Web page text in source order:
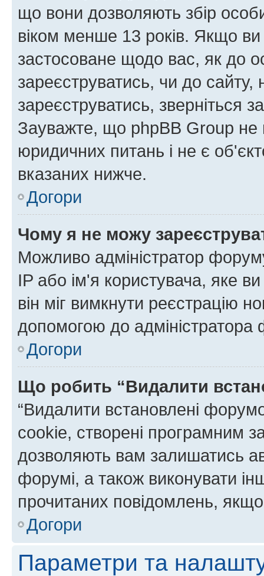
що вони дозволяють збір
віком менше 13 років. Якщо
застосоване щодо вас, як до
зареєструватись, чи до
зареєструватись, зверніться
Зауважте, що phpBB Group не
юридичних питань і не є
вказаних нижче.
Догори
Чому я не можу
Можливо адміністратор
IP або ім'я користувача, яке
він міг вимкнути реєстрацію
допомогою до адміністратора
Догори
Що робить “Видалити
“Видалити встановлені
cookie, створені програмним
дозволяють вам залишатись
форумі, а також виконувати
прочитаних повідомлень,
Догори
Параметри та